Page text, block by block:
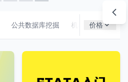
公共数据库挖掘 机器学习 组合
价格